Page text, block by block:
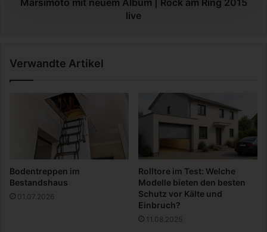
D
d
e
I
u
R
o
c
live
Verwandte Artikel
Bodentreppen im
Bestandshaus
01.07.2026
Rolltore im Test: Welche
Modelle bieten den besten
Schutz vor Kälte und
Einbruch?
11.08.2025